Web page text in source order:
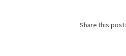
Share this post: